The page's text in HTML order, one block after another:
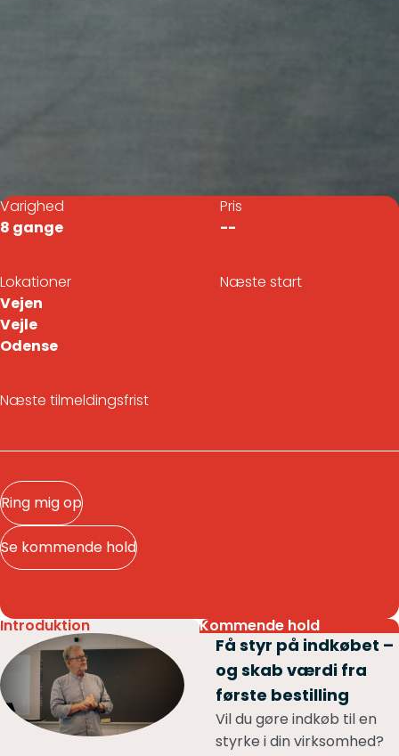
Varighed
8 gange
Pris
--
Næste start
Lokationer
Vejen
Vejle
Odense
Næste tilmeldingsfrist
Ring mig op
Se kommende hold
Introduktion Kommende hold
Få styr på indkøbet –
og skab værdi fra
første bestilling
Vil du gøre indkøb til en
styrke i din virksomhed?